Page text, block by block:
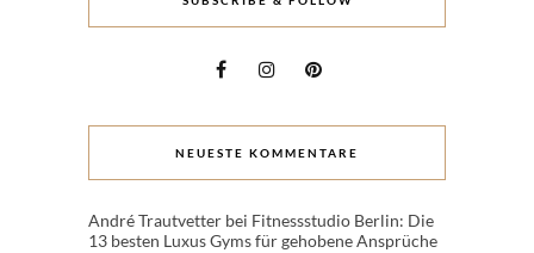
NEUESTE KOMMENTARE
André Trautvetter bei Fitnessstudio Berlin: Die
13 besten Luxus Gyms für gehobene Ansprüche